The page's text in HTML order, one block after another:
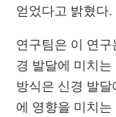
얻었다고 밝혔다.
연구팀은 이 연
경 발달에 미치
방식은 신경 발
에 영향을 미치